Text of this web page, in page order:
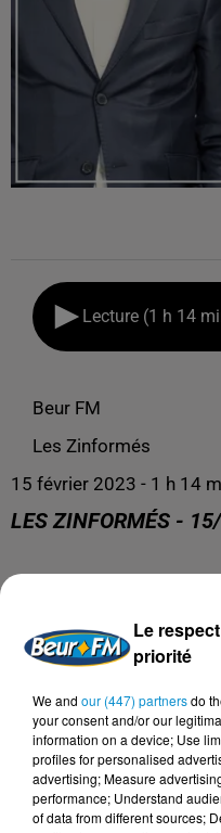
Lecture (1 h 14
Beur FM
Les Zinformés
15 février 2023 - 1 h 14
LES ZINFORMÉS -
Les Zinformés, le
Le
priorité
We and our (447) partnersdo
your consent and/or our
information on a device; Use
profiles for personalised
advertising; Measure
performance; Understand
of data from different sources;